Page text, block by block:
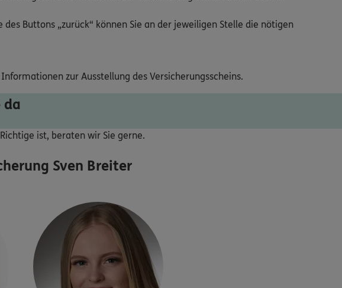
Buttons „zurück“ können Sie an der jeweiligen Stelle die nötigen
zur Ausstellung des Versicherungsscheins.
da
ist, beraten wir Sie gerne.
Sven Breiter